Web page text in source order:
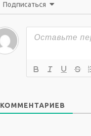
Подписаться
КОММЕНТАРИЕВ